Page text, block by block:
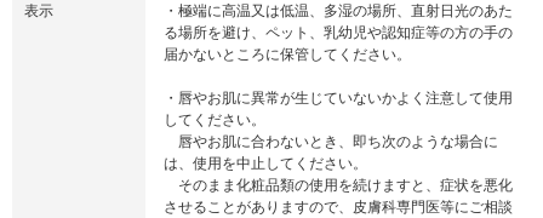
表示
・極端に高温又は低温、多湿の場所、直射日光のあた
る場所を避け、ペット、乳幼児や認知症等の方の手の
届かないところに保管してください。
・唇やお肌に異常が生じていないかよく注意して使用
してください。
唇やお肌に合わないとき、即ち次のような場合に
は、使用を中止してください。
そのまま化粧品類の使用を続けますと、症状を悪化
させることがありますので、皮膚科専門医等にご相談